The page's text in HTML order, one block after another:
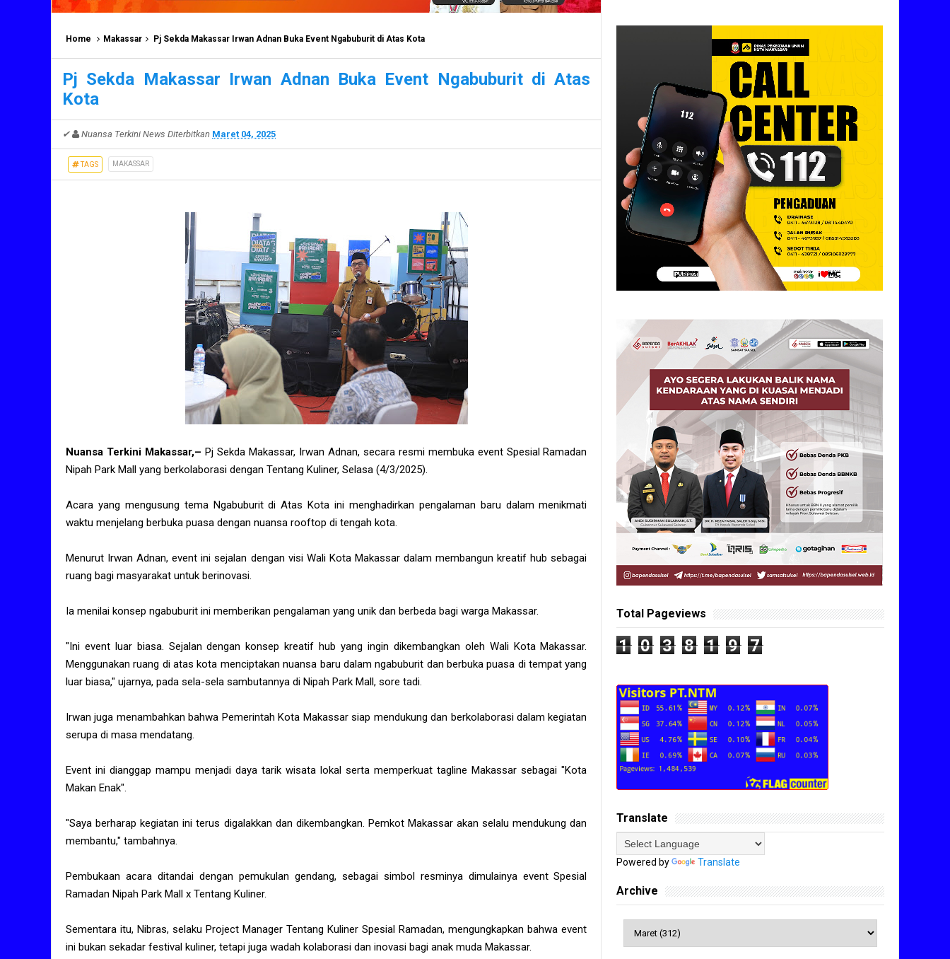
Home Makassar Pj Sekda Makassar Irwan Adnan Buka Event Ngabuburit di Atas Kota
Pj Sekda Makassar Irwan Adnan Buka Event Ngabuburit di Atas
Kota
✔ Nuansa Terkini News Diterbitkan Maret 04, 2025
TAGS MAKASSAR
Nuansa Terkini Makassar,– Pj Sekda Makassar, Irwan Adnan, secara resmi membuka event Spesial Ramadan
Nipah Park Mall yang berkolaborasi dengan Tentang Kuliner, Selasa (4/3/2025).
Acara yang mengusung tema Ngabuburit di Atas Kota ini menghadirkan pengalaman baru dalam menikmati
waktu menjelang berbuka puasa dengan nuansa rooftop di tengah kota.
Menurut Irwan Adnan, event ini sejalan dengan visi Wali Kota Makassar dalam membangun kreatif hub sebagai
ruang bagi masyarakat untuk berinovasi.
Ia menilai konsep ngabuburit ini memberikan pengalaman yang unik dan berbeda bagi warga Makassar.
"Ini event luar biasa. Sejalan dengan konsep kreatif hub yang ingin dikembangkan oleh Wali Kota Makassar.
Menggunakan ruang di atas kota menciptakan nuansa baru dalam ngabuburit dan berbuka puasa di tempat yang
luar biasa," ujarnya, pada sela-sela sambutannya di Nipah Park Mall, sore tadi.
Irwan juga menambahkan bahwa Pemerintah Kota Makassar siap mendukung dan berkolaborasi dalam kegiatan
serupa di masa mendatang.
Event ini dianggap mampu menjadi daya tarik wisata lokal serta memperkuat tagline Makassar sebagai "Kota
Makan Enak".
"Saya berharap kegiatan ini terus digalakkan dan dikembangkan. Pemkot Makassar akan selalu mendukung dan
membantu," tambahnya.
Pembukaan acara ditandai dengan pemukulan gendang, sebagai simbol resminya dimulainya event Spesial
Ramadan Nipah Park Mall x Tentang Kuliner.
Sementara itu, Nibras, selaku Project Manager Tentang Kuliner Spesial Ramadan, mengungkapkan bahwa event
ini bukan sekadar festival kuliner, tetapi juga wadah kolaborasi dan inovasi bagi anak muda Makassar.
Total Pageviews
1 0 3 8 1 9 7
Translate
Powered by Translate
Archive